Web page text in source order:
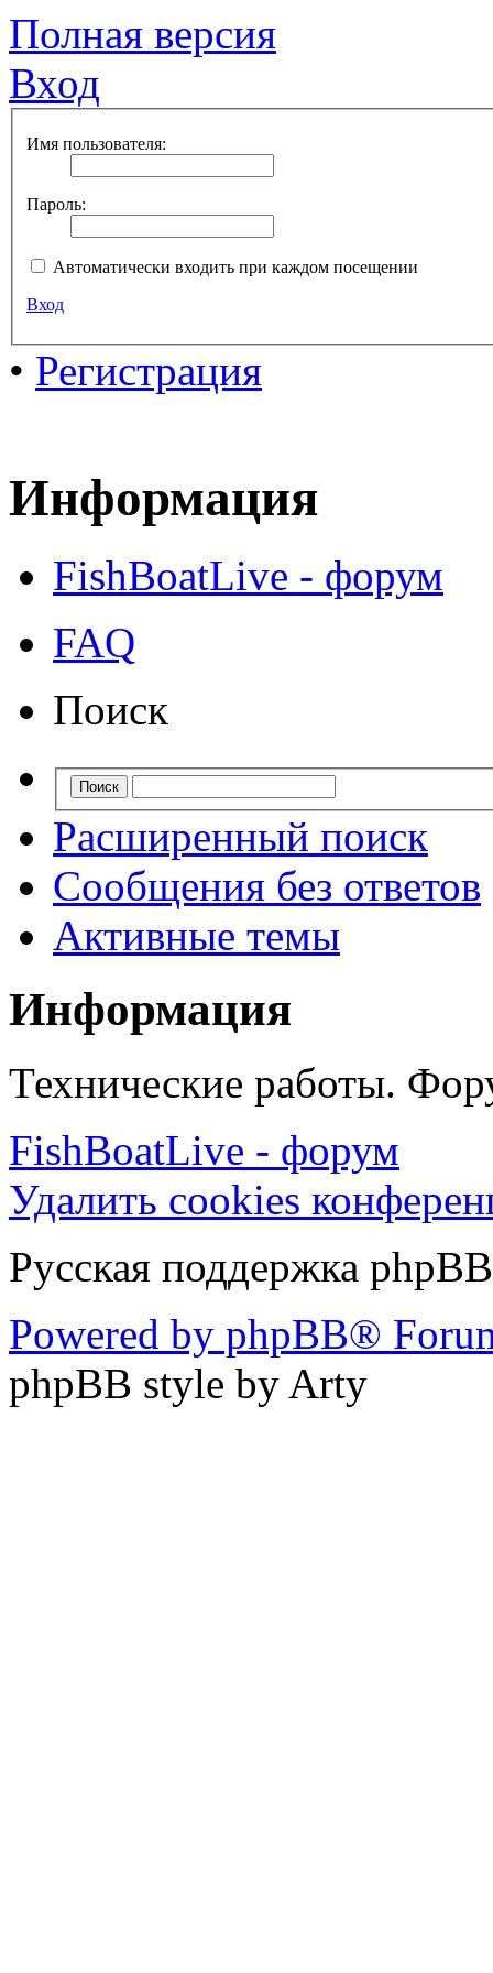
Полная версия
Вход
Имя пользователя:
Пароль:
Автоматически входить при каждом посещении
Вход
• Регистрация
Информация
FishBoatLive - форум
FAQ
Поиск
Расширенный поиск
Сообщения без ответов
Активные темы
Информация
Технические работы.
FishBoatLive - форум
Удалить cookies
Русская поддержка phpBB
Powered by phpBB®
phpBB style by Arty